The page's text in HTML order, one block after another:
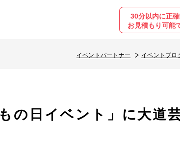
30分以内に正
お見積もり可能
イベントパートナー イベントブロ
の日イベント」に大道